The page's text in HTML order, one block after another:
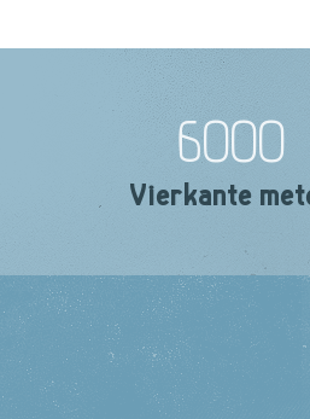
6000
Vierkante